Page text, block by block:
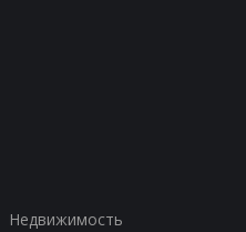
Недвижимость